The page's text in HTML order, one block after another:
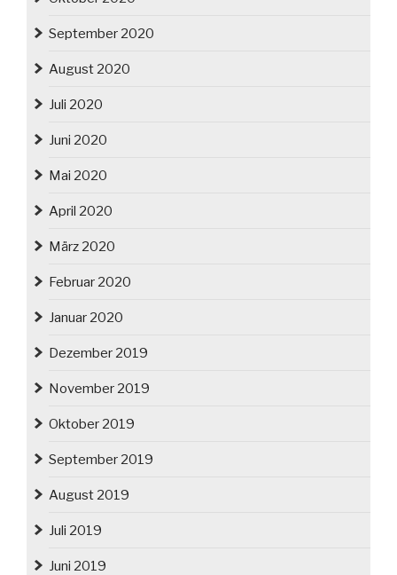
September 2020
August 2020
Juli 2020
Juni 2020
Mai 2020
April 2020
März 2020
Februar 2020
Januar 2020
Dezember 2019
November 2019
Oktober 2019
September 2019
August 2019
Juli 2019
Juni 2019